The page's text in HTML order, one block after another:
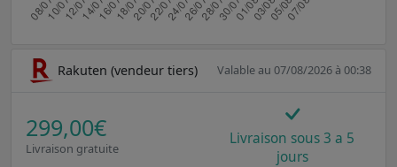
Rakuten (vendeur tiers) Valable au 07/08/2026 à 00:38
299,00€
Livraison gratuite
Livraison sous 3 a 5
jours